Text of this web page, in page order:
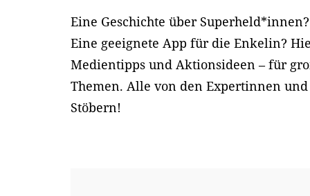
Eine Geschichte über
Eine geeignete App für die Enkelin?
Medientipps und Aktionsideen – für
Themen. Alle von den Expertinnen
Stöbern!